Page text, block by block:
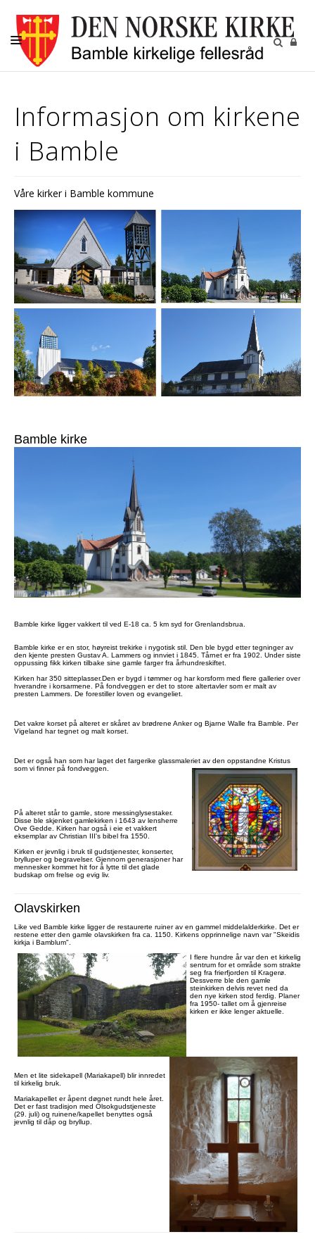
MENIGHETENE
BARN OG UNGDOM
DIAKONI
KALENDER
KONTAKT
OM OSS
GRAVPLASSMYNDIGHETEN
Informasjon om kirkene
i Bamble
Våre kirker i Bamble kommune
Bamble kirke
Bamble kirke ligger vakkert til ved E-18 ca. 5 km syd for Grenlandsbrua.
Bamble kirke er en stor, høyreist trekirke i nygotisk stil. Den ble bygd etter tegninger av
den kjente presten Gustav A. Lammers og innviet i 1845. Tårnet er fra 1902. Under siste
oppussing fikk kirken tilbake sine gamle farger fra århundreskiftet.
Kirken har 350 sitteplasser.Den er bygd i tømmer og har korsform med flere gallerier over
hverandre i korsarmene. På fondveggen er det to store altertavler som er malt av
presten Lammers. De forestiller loven og evangeliet.
Det vakre korset på alteret er skåret av brødrene Anker og Bjarne Walle fra Bamble. Per
Vigeland har tegnet og malt korset.
Det er også han som har laget det fargerike glassmaleriet av den oppstandne Kristus
som vi finner på fondveggen.
På alteret står to gamle, store messinglysestaker.
Disse ble skjenket gamlekirken i 1643 av lensherre
Ove Gedde. Kirken har også i eie et vakkert
eksemplar av Christian III's bibel fra 1550.
Kirken er jevnlig i bruk til gudstjenester, konserter,
brylluper og begravelser. Gjennom generasjoner har
mennesker kommet hit for å lytte til det glade
budskap om frelse og evig liv.
Olavskirken
Like ved Bamble kirke ligger de restaurerte ruiner av en gammel middelalderkirke. Det er
restene etter den gamle olavskirken fra ca. 1150. Kirkens opprinnelige navn var "Skeidis
kirkja i Bamblum".
I flere hundre år var den et kirkelig
sentrum for et område som strakte
seg fra frierfjorden til Kragerø.
Dessverre ble den gamle
steinkirken delvis revet ned da
den nye kirken stod ferdig. Planer
fra 1950- tallet om å gjenreise
kirken er ikke lenger aktuelle.
Men et lite sidekapell (Mariakapell) blir innredet
til kirkelig bruk.
Mariakapellet er åpent døgnet rundt hele året.
Det er fast tradisjon med Olsokgudstjeneste
(29. juli) og ruinene/kapellet benyttes også
jevnlig til dåp og bryllup.